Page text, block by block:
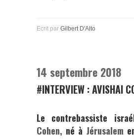
Ecrit par Gilbert D'Alto
14 septembre 2018
#INTERVIEW : AVISHAI
Le contrebassiste
Cohen, né à Jérusalem